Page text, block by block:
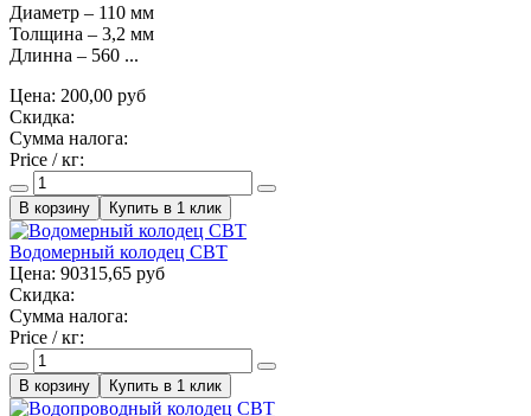
Диаметр – 110 мм
Толщина – 3,2 мм
Длинна – 560 ...
Цена: 200,00 руб
Скидка:
Сумма налога:
Price / кг:
Купить в 1 клик
Водомерный колодец СВТ
Цена: 90315,65 руб
Скидка:
Сумма налога:
Price / кг:
Купить в 1 клик